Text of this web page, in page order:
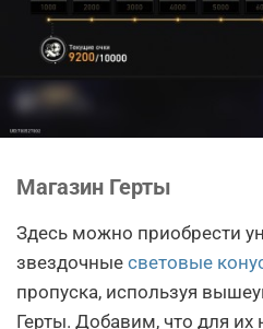
Магазин Герты
Здесь можно приобрести
звездочные световые
пропуска, используя
Герты. Добавим, что для их